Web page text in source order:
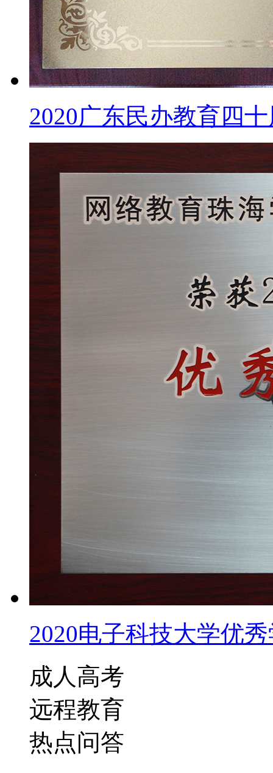
2020广东民办教育四
2020电子科技大学优
成人高考
远程教育
热点问答